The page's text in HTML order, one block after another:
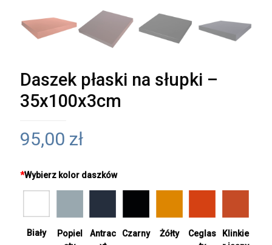
Daszek płaski na słupki –
35x100x3cm
95,00 zł
*Wybierz kolor daszków
Biały
Popiel
Antrac
Czarny Żółty
Ceglas
Klinkie